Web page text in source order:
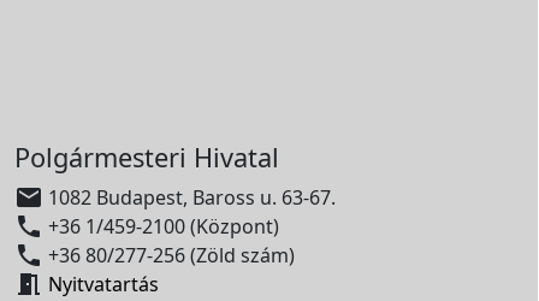
Polgármesteri Hivatal
 1082 Budapest, Baross u. 63-67.
 +36 1/459-2100 (Központ)
 +36 80/277-256 (Zöld szám)
 Nyitvatartás